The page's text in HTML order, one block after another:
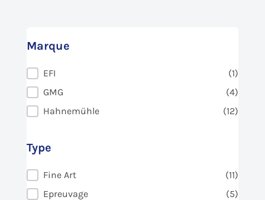
Marque
Marque
EFI
(1)
GMG
(4)
Hahnemühle
(12)
Type
TypeFine Art
(11)
Epreuvage
(5)